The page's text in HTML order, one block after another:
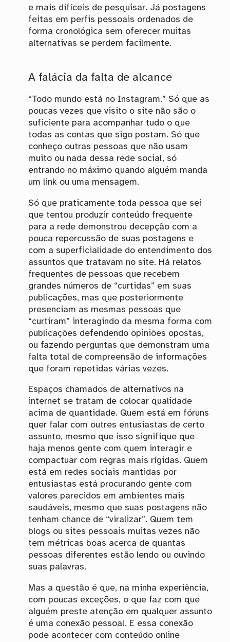
e mais difíceis de pesquisar. Já postagens
feitas em perfis pessoais ordenados de
forma cronológica sem oferecer muitas
alternativas se perdem facilmente.
A falácia da falta de alcance
“Todo mundo está no Instagram.” Só que as
poucas vezes que visito o site não são o
suficiente para acompanhar tudo o que
todas as contas que sigo postam. Só que
conheço outras pessoas que não usam
muito ou nada dessa rede social, só
entrando no máximo quando alguém manda
um link ou uma mensagem.
Só que praticamente toda pessoa que sei
que tentou produzir conteúdo frequente
para a rede demonstrou decepção com a
pouca repercussão de suas postagens e
com a superficialidade do entendimento dos
assuntos que tratavam no site. Há relatos
frequentes de pessoas que recebem
grandes números de “curtidas” em suas
publicações, mas que posteriormente
presenciam as mesmas pessoas que
“curtiram” interagindo da mesma forma com
publicações defendendo opiniões opostas,
ou fazendo perguntas que demonstram uma
falta total de compreensão de informações
que foram repetidas várias vezes.
Espaços chamados de alternativos na
internet se tratam de colocar qualidade
acima de quantidade. Quem está em fóruns
quer falar com outres entusiastas de certo
assunto, mesmo que isso signifique que
haja menos gente com quem interagir e
compactuar com regras mais rígidas. Quem
está em redes sociais mantidas por
entusiastas está procurando gente com
valores parecidos em ambientes mais
saudáveis, mesmo que suas postagens não
tenham chance de “viralizar”. Quem tem
blogs ou sites pessoais muitas vezes não
tem métricas boas acerca de quantas
pessoas diferentes estão lendo ou ouvindo
suas palavras.
Mas a questão é que, na minha experiência,
com poucas exceções, o que faz com que
alguém preste atenção em qualquer assunto
é uma conexão pessoal. E essa conexão
pode acontecer com conteúdo online